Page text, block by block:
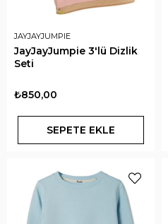
JAYJAYJUMPIE
JayJayJumpie 3'lü Dizlik
Seti
₺850,00
SEPETE EKLE